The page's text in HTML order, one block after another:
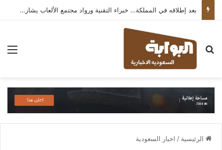
بعد إطلاقه في المملكة… خبراء التقنية ورواد مجتمع الألعاب يشاركون انطباعاتهم حول TECNO POVA 8 Pro 5G
بحث عن
الرئيسية / اخبار السعودية